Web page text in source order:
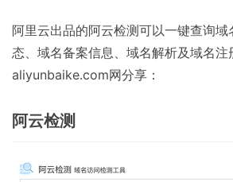
阿里云出品的阿云检测可以一键查询
态、域名备案信息、域名解析及域名注
aliyunbaike.com网分享：
阿云检测